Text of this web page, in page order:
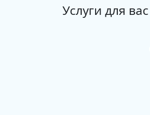
Услуги для вас